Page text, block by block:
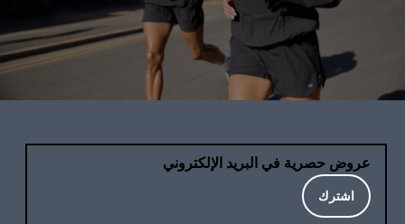
عروض حصرية في البريد الإلكتروني
اشترك